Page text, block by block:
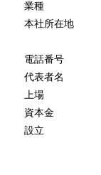
業種
本社所在地
電話番号
代表者名
上場
資本金
設立